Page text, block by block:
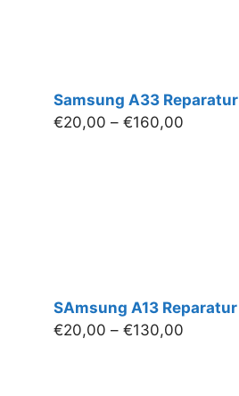
Samsung A33 Reparatur
€20,00 – €160,00
SAmsung A13 Reparatur
€20,00 – €130,00